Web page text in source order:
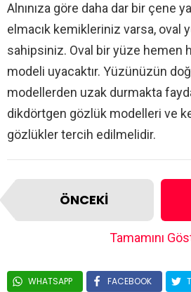
Alnınıza göre daha dar bir çene
elmacık kemikleriniz varsa, oval
sahipsiniz. Oval bir yüze hemen
modeli uyacaktır. Yüzünüzün
modellerden uzak durmakta
dikdörtgen gözlük modelleri ve
gözlükler tercih edilmelidir.
ÖNCEKI
Tamamını
WHATSAPP FACEBOOK